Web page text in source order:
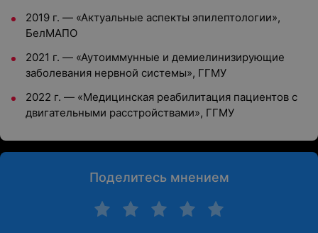
2019 г. — «Актуальные аспекты эпилептологии»,
БелМАПО
2021 г. — «Аутоиммунные и демиелинизирующие
заболевания нервной системы», ГГМУ
2022 г. — «Медицинская реабилитация пациентов с
двигательными расстройствами», ГГМУ
Поделитесь мнением